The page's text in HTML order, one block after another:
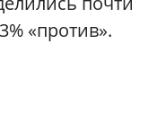
«против».